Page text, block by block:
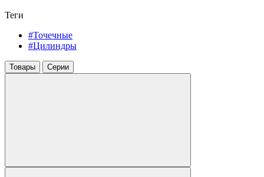
Теги
#Точечные
#Цилиндры
Товары Серии